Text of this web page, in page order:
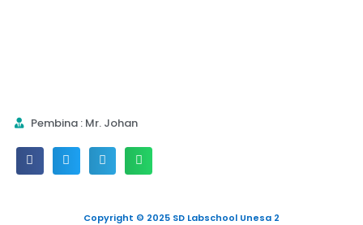
Pembina : Mr. Johan
Copyright © 2025 SD Labschool Unesa 2